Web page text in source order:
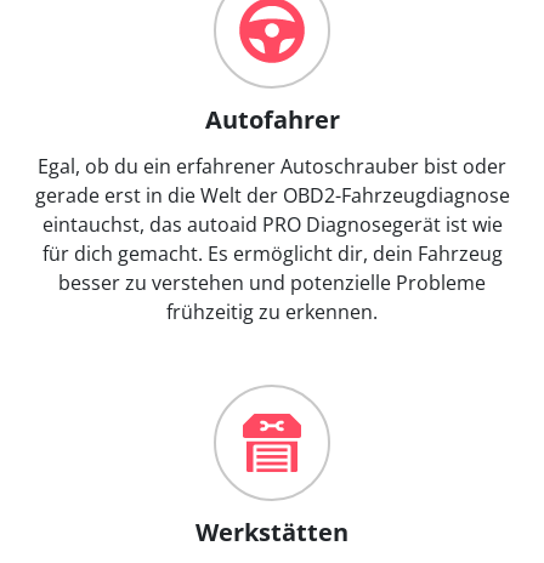
Autofahrer
Egal, ob du ein erfahrener Autoschrauber bist oder
gerade erst in die Welt der OBD2-Fahrzeugdiagnose
eintauchst, das autoaid PRO Diagnosegerät ist wie
für dich gemacht. Es ermöglicht dir, dein Fahrzeug
besser zu verstehen und potenzielle Probleme
frühzeitig zu erkennen.
Werkstätten